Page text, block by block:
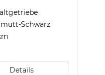
Schwarz
Details